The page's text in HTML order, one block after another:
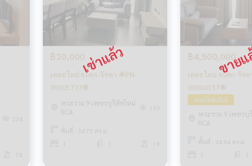
234
18
฿20,000
เดอะ ไลน์ อโศก-รัชดา 🌟PN-
00005737🌟
พระราม 9 เพชรบุรีตัดใหม่
RCA
150
พื้นที่ : 34.75 ตร.ม.
19
฿4,500,000
เดอะ ไลน์ อโศก-รัชด
00004137🌟
คอนโดมิเนียม
พระราม 9 เพชรบุ
RCA
พื้นที่ : 34.84 ตร.ม.